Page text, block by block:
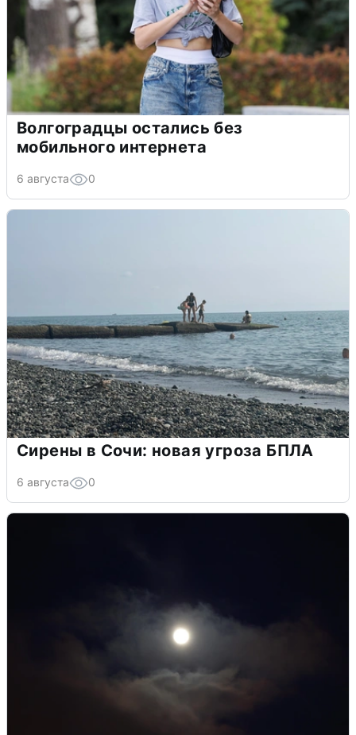
Волгоградцы остались без
мобильного интернета
6 августа 0
Сирены в Сочи: новая угроза БПЛА
6 августа 0